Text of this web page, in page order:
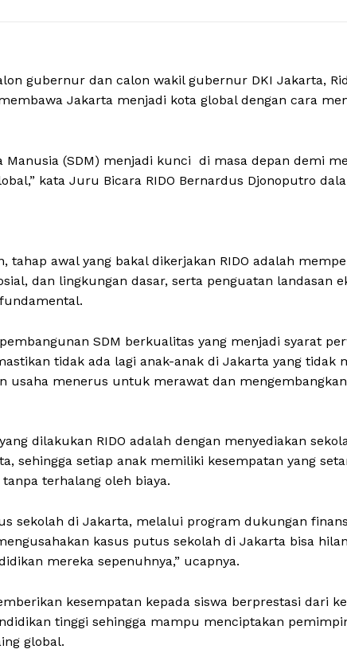
gubernur dan calon wakil gubernur DKI Jakarta,
Jakarta menjadi kota global dengan cara
Manusia (SDM) menjadi kunci di masa depan demi
kata Juru Bicara RIDO Bernardus Djonoputro
tahap awal yang bakal dikerjakan RIDO adalah
dan lingkungan dasar, serta penguatan landasan
pembangunan SDM berkualitas yang menjadi syarat
tidak ada lagi anak-anak di Jakarta yang tidak
usaha menerus untuk merawat dan
dilakukan RIDO adalah dengan menyediakan
sehingga setiap anak memiliki kesempatan yang
terhalang oleh biaya.
sekolah di Jakarta, melalui program dukungan
kasus putus sekolah di Jakarta bisa
mereka sepenuhnya,” ucapnya.
kesempatan kepada siswa berprestasi dari
tinggi sehingga mampu menciptakan
global.